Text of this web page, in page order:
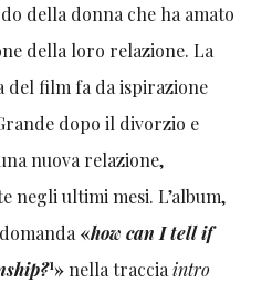
della donna che ha amato
della loro relazione. La
film fa da ispirazione
dopo il divorzio e
nuova relazione,
negli ultimi mesi. L’album,
«how can I tell if
1»nella tracciaintro